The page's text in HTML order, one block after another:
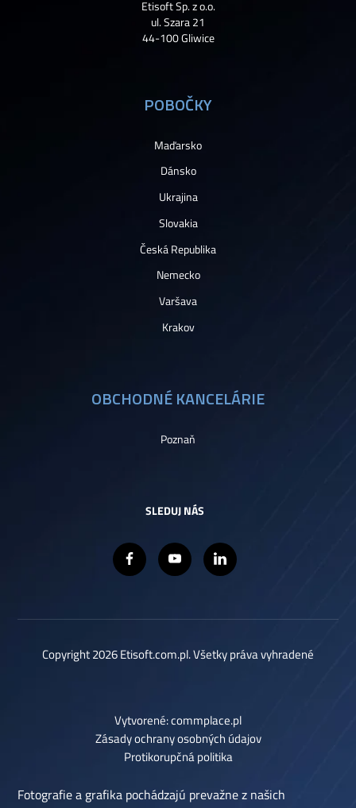
Etisoft Sp. z o.o.
ul. Szara 21
44-100 Gliwice
POBOČKY
Maďarsko
Dánsko
Ukrajina
Slovakia
Česká Republika
Nemecko
Varšava
Krakov
OBCHODNÉ KANCELÁRIE
Poznaň
SLEDUJ NÁS
Copyright 2026 Etisoft.com.pl. Všetky práva vyhradené
Vytvorené: commplace.pl
Zásady ochrany osobných údajov
Protikorupčná politika
Fotografie a grafika pochádzajú prevažne z našich